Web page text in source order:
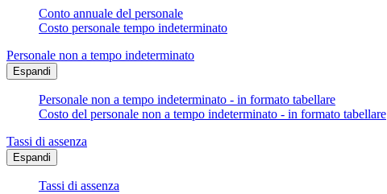
Conto annuale del personale
Costo personale tempo indeterminato
Personale non a tempo indeterminato
Espandi
Personale non a tempo indeterminato - in formato tabellare
Costo del personale non a tempo indeterminato - in formato tabellare
Tassi di assenza
Espandi
Tassi di assenza